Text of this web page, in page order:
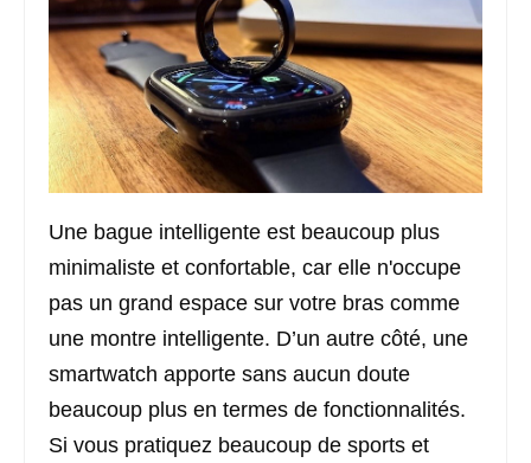
Une bague intelligente est beaucoup plus
minimaliste et confortable, car elle n'occupe
pas un grand espace sur votre bras comme
une montre intelligente. D’un autre côté, une
smartwatch apporte sans aucun doute
beaucoup plus en termes de fonctionnalités.
Si vous pratiquez beaucoup de sports et